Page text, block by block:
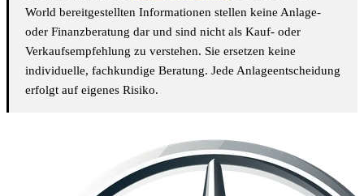
World bereitgestellten Informationen stellen keine Anlage-
oder Finanzberatung dar und sind nicht als Kauf- oder
Verkaufsempfehlung zu verstehen. Sie ersetzen keine
individuelle, fachkundige Beratung. Jede Anlageentscheidung
erfolgt auf eigenes Risiko.